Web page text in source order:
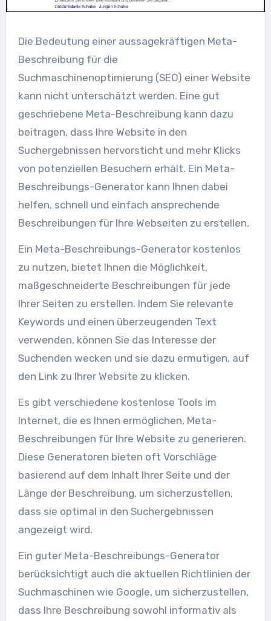
Die Bedeutung einer aussagekräftigen Meta-
Beschreibung für die
Suchmaschinenoptimierung (SEO) einer Website
kann nicht unterschätzt werden. Eine gut
geschriebene Meta-Beschreibung kann dazu
beitragen, dass Ihre Website in den
Suchergebnissen hervorsticht und mehr Klicks
von potenziellen Besuchern erhält. Ein Meta-
Beschreibungs-Generator kann Ihnen dabei
helfen, schnell und einfach ansprechende
Beschreibungen für Ihre Webseiten zu erstellen.
Ein Meta-Beschreibungs-Generator kostenlos
zu nutzen, bietet Ihnen die Möglichkeit,
maßgeschneiderte Beschreibungen für jede
Ihrer Seiten zu erstellen. Indem Sie relevante
Keywords und einen überzeugenden Text
verwenden, können Sie das Interesse der
Suchenden wecken und sie dazu ermutigen, auf
den Link zu Ihrer Website zu klicken.
Es gibt verschiedene kostenlose Tools im
Internet, die es Ihnen ermöglichen, Meta-
Beschreibungen für Ihre Website zu generieren.
Diese Generatoren bieten oft Vorschläge
basierend auf dem Inhalt Ihrer Seite und der
Länge der Beschreibung, um sicherzustellen,
dass sie optimal in den Suchergebnissen
angezeigt wird.
Ein guter Meta-Beschreibungs-Generator
berücksichtigt auch die aktuellen Richtlinien der
Suchmaschinen wie Google, um sicherzustellen,
dass Ihre Beschreibung sowohl informativ als